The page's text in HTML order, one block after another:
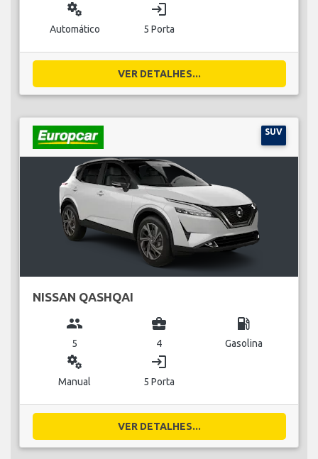
miscellaneous_services
Automático
login
5 Porta
VER DETALHES...
SUV
NISSAN QASHQAI
group
5
business_center
4
local_gas_station
Gasolina
miscellaneous_services
Manual
login
5 Porta
VER DETALHES...